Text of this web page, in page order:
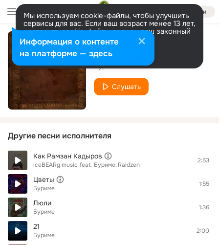
Войти
Мы используем cookie-файлы, чтобы улучшить
сервисы для вас. Если ваш возраст менее 13 лет,
настроить cookie-файлы должен ваш законный
представитель. Больше информации
Разрешить все Настроить
Интро
Буриме
Слушать
Другие песни исполнителя
Как Рамзан Кадыров
iceBEARg music feat. Буриме Raidzen
2:53
Цветы
Буриме
1:55
Люли
Буриме
1:36
21
Буриме
2:00
Информация о контенте
на платформе — здесь